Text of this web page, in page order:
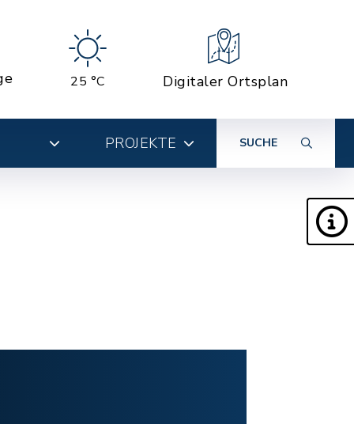
25 °C Digitaler Ortsplan
PROJEKTE SUCHE